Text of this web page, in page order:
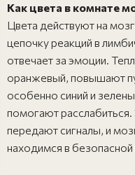
Как цвета в комнате
Цвета действуют на
цепочку реакций в
отвечает за эмоции.
оранжевый, повышают
особенно синий и
помогают расслабиться.
передают сигналы, и
находимся в